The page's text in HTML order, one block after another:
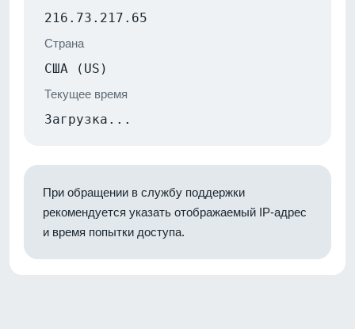
216.73.217.65
Страна
США (US)
Текущее время
Загрузка...
При обращении в службу поддержки
рекомендуется указать отображаемый IP-адрес
и время попытки доступа.